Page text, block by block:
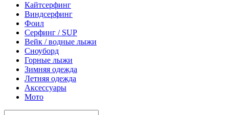
Кайтсерфинг
Виндсерфинг
Фоил
Серфинг / SUP
Вейк / водные лыжи
Сноуборд
Горные лыжи
Зимняя одежда
Летняя одежда
Аксессуары
Мото